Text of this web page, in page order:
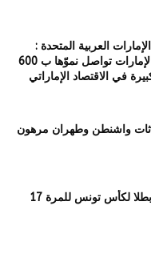
العربية المتحدة :
الاستثمارات الإيطالية في الإمارات تواصل نموّها ب 600
في الاقتصاد الإماراتي
واشنطن وطهران مرهون
الترجي الرياضي التونسي بطلا لكأس تونس للمرة 17